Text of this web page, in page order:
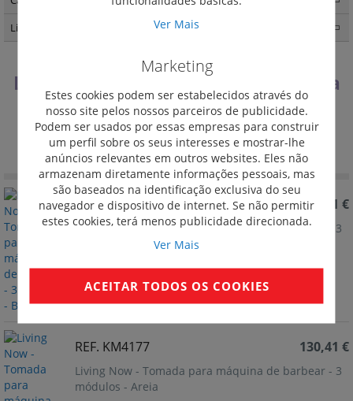
Living Now - tomadas para máquina
de barbear
Ordenar por
Definir
Ordenação
Decrescente
REF. KW4177
Living Now - Tomada para máquina de barbear - 3
módulos - Branco
130,41 €
REF. KM4177
Living Now - Tomada para máquina de barbear - 3
módulos - Areia
130,41 €
Light Now
Ver Mais
Marketing
Estes cookies podem ser estabelecidos através do
nosso site pelos nossos parceiros de publicidade.
Podem ser usados por essas empresas para construir
um perfil sobre os seus interesses e mostrar-lhe
anúncios relevantes em outros websites. Eles não
armazenam diretamente informações pessoais, mas
são baseados na identificação exclusiva do seu
navegador e dispositivo de internet. Se não permitir
estes cookies, terá menos publicidade direcionada.
Ver Mais
ACEITAR TODOS OS COOKIES